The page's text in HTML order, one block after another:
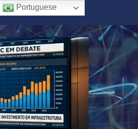
Portuguese